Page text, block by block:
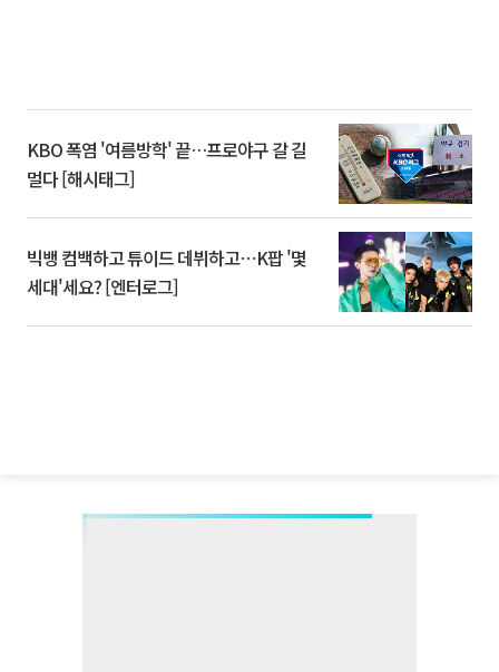
KBO 폭염 '여름방학' 끝…프로야구 갈 길
멀다 [해시태그]
빅뱅 컴백하고 튜이드 데뷔하고⋯K팝 '몇
세대'세요? [엔터로그]